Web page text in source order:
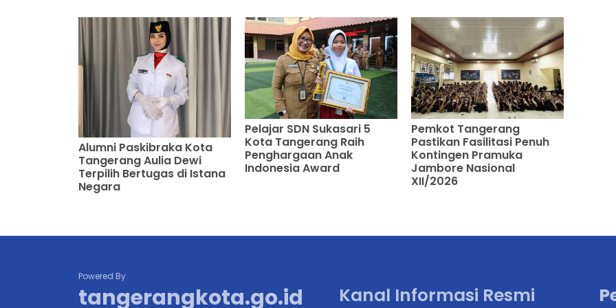
Alumni Paskibraka Kota
Tangerang Aulia Dewi
Terpilih Bertugas di Istana
Negara
Pelajar SDN Sukasari 5
Kota Tangerang Raih
Penghargaan Anak
Indonesia Award
Pemkot Tangerang
Pastikan Fasilitasi Penuh
Kontingen Pramuka
Jambore Nasional
XII/2026
Powered By
tangerangkota.go.id Kanal Informasi Resmi